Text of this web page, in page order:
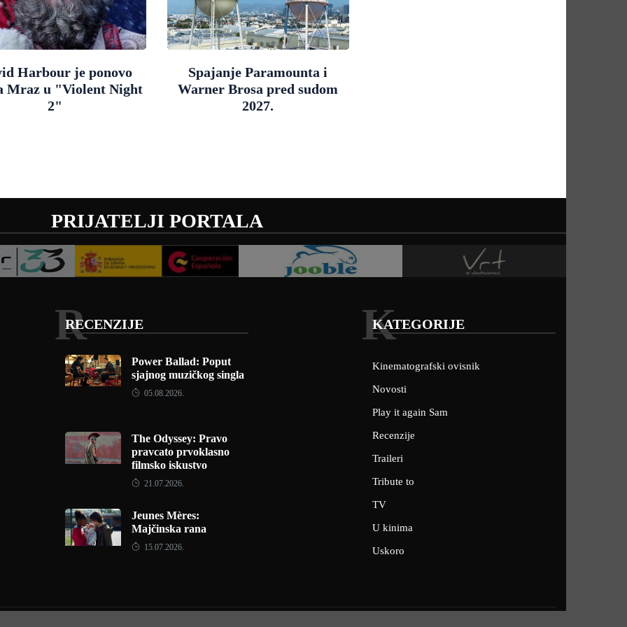
Harbour je ponovo
Mraz u "Violent Night
2"
Spajanje Paramounta i
Warner Brosa pred sudom
2027.
PRIJATELJI PORTALA
RECENZIJE
R
Power Ballad: Poput
sjajnog muzičkog singla
05.08.2026.
The Odyssey: Pravo
pravcato prvoklasno
filmsko iskustvo
21.07.2026.
Jeunes Mères:
Majčinska rana
15.07.2026.
KATEGORIJE
K
Kinematografski ovisnik
Novosti
Play it again Sam
Recenzije
Traileri
Tribute to
TV
U kinima
Uskoro